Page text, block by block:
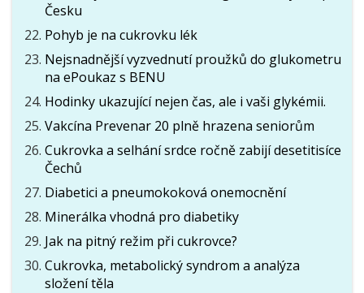
Česku
Pohyb je na cukrovku lék
Nejsnadnější vyzvednutí proužků do glukometru
na ePoukaz s BENU
Hodinky ukazující nejen čas, ale i vaši glykémii.
Vakcína Prevenar 20 plně hrazena seniorům
Cukrovka a selhání srdce ročně zabijí desetitisíce
Čechů
Diabetici a pneumokoková onemocnění
Minerálka vhodná pro diabetiky
Jak na pitný režim při cukrovce?
Cukrovka, metabolický syndrom a analýza
složení těla